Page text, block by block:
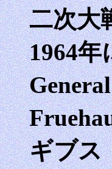
二次大
1964
ギブス